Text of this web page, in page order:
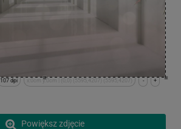
+
-
x:0cm y:0cm | (0,0) (5595,4207) (5595,4207)
107 dpi
Powiększ zdjęcie